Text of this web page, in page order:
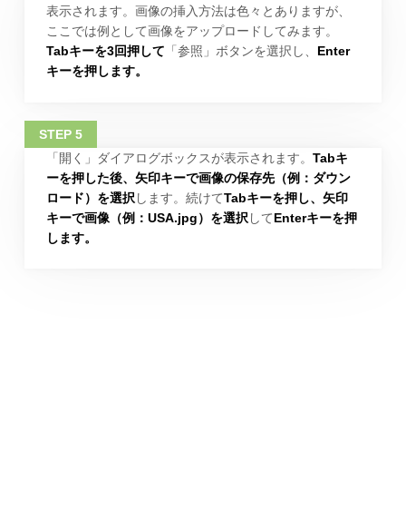
表示されます。画像の挿入方法は色々とありますが、
ここでは例として画像をアップロードしてみます。
Tabキーを3回押して 「参照」ボタンを選択し、 Enter
キーを押します。
「開く」ダイアログボックスが表示されます。 Tabキ
ーを押した後、矢印キーで画像の保存先（例：ダウン
ロード）を選択 します。続けてTabキーを押し、矢印
キーで画像（例：USA.jpg）を選択 してEnterキーを押
します。